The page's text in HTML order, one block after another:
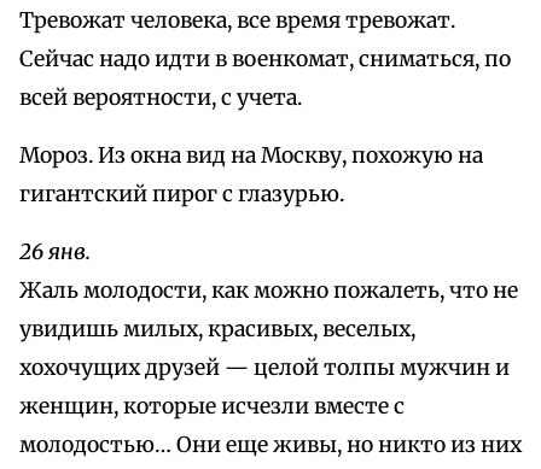
Тревожат человека, все время тревожат.
Сейчас надо идти в военкомат, сниматься, по
всей вероятности, с учета.
Мороз. Из окна вид на Москву, похожую на
гигантский пирог с глазурью.
26 янв.
Жаль молодости, как можно пожалеть, что не
увидишь милых, красивых, веселых,
хохочущих друзей — целой толпы мужчин и
женщин, которые исчезли вместе с
молодостью… Они еще живы, но никто из них